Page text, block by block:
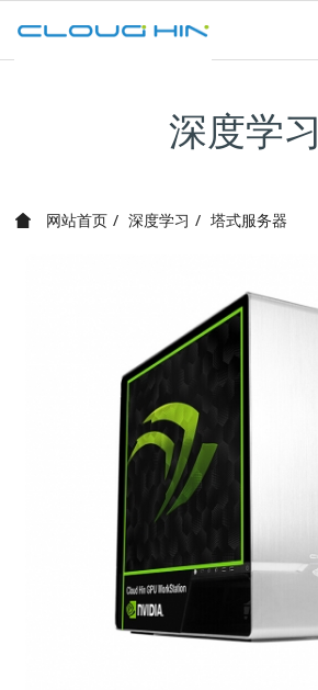
深度学习
网站首页 深度学习 塔式服务器